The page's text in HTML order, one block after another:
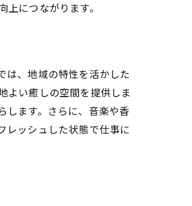
につながります。
は、地域の特性を活かした
よい癒しの空間を提供しま
します。さらに、音楽や香
レッシュした状態で仕事に